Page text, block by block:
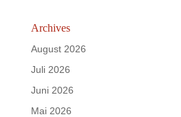
Archives
August 2026
Juli 2026
Juni 2026
Mai 2026